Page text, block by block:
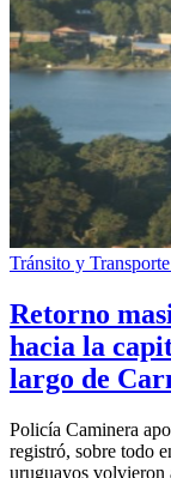
Tránsito y Transporte
Retorno
hacia la
largo de
Policía Caminera
registró, sobre todo
uruguayos volvieron